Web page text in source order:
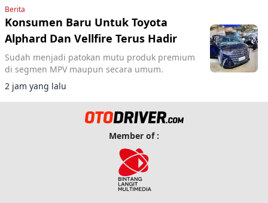
Berita
Konsumen Baru Untuk Toyota
Alphard Dan Vellfire Terus Hadir
Sudah menjadi patokan mutu produk premium
di segmen MPV maupun secara umum.
2 jam yang lalu
Member of :